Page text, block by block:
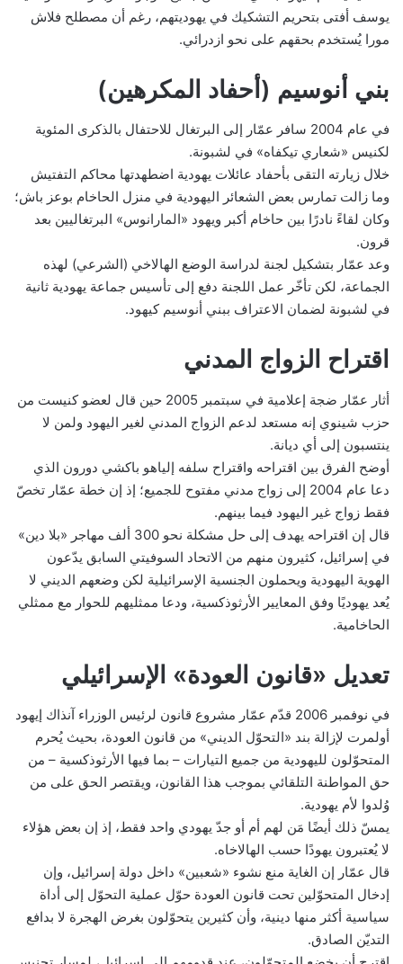
يوسف أفتى بتحريم التشكيك في يهوديتهم، رغم أن مصطلح فلاش
مورا يُستخدم بحقهم على نحو ازدرائي.
بني أنوسيم (أحفاد المكرهين)
في عام 2004 سافر عمّار إلى البرتغال للاحتفال بالذكرى المئوية
لكنيس «شعاري تيكفاه» في لشبونة.
خلال زيارته التقى بأحفاد عائلات يهودية اضطهدتها محاكم التفتيش
وما زالت تمارس بعض الشعائر اليهودية في منزل الحاخام بوعز باش؛
وكان لقاءً نادرًا بين حاخام أكبر ويهود «المارانوس» البرتغاليين بعد
قرون.
وعد عمّار بتشكيل لجنة لدراسة الوضع الهالاخي (الشرعي) لهذه
الجماعة، لكن تأخّر عمل اللجنة دفع إلى تأسيس جماعة يهودية ثانية
في لشبونة لضمان الاعتراف ببني أنوسيم كيهود.
اقتراح الزواج المدني
أثار عمّار ضجة إعلامية في سبتمبر 2005 حين قال لعضو كنيست من
حزب شينوي إنه مستعد لدعم الزواج المدني لغير اليهود ولمن لا
ينتسبون إلى أي ديانة.
أوضح الفرق بين اقتراحه واقتراح سلفه إلياهو باكشي دورون الذي
دعا عام 2004 إلى زواج مدني مفتوح للجميع؛ إذ إن خطة عمّار تخصّ
فقط زواج غير اليهود فيما بينهم.
قال إن اقتراحه يهدف إلى حل مشكلة نحو 300 ألف مهاجر «بلا دين»
في إسرائيل، كثيرون منهم من الاتحاد السوفيتي السابق يدّعون
الهوية اليهودية ويحملون الجنسية الإسرائيلية لكن وضعهم الديني لا
يُعد يهوديًا وفق المعايير الأرثوذكسية، ودعا ممثليهم للحوار مع ممثلي
الحاخامية.
تعديل «قانون العودة» الإسرائيلي
في نوفمبر 2006 قدّم عمّار مشروع قانون لرئيس الوزراء آنذاك إيهود
أولمرت لإزالة بند «التحوّل الديني» من قانون العودة، بحيث يُحرم
المتحوّلون لليهودية من جميع التيارات – بما فيها الأرثوذكسية – من
حق المواطنة التلقائي بموجب هذا القانون، ويقتصر الحق على من
وُلدوا لأم يهودية.
يمسّ ذلك أيضًا مَن لهم أم أو جدّ يهودي واحد فقط، إذ إن بعض هؤلاء
لا يُعتبرون يهودًا حسب الهالاخاه.
قال عمّار إن الغاية منع نشوء «شعبين» داخل دولة إسرائيل، وإن
إدخال المتحوّلين تحت قانون العودة حوّل عملية التحوّل إلى أداة
سياسية أكثر منها دينية، وأن كثيرين يتحوّلون بغرض الهجرة لا بدافع
التديّن الصادق.